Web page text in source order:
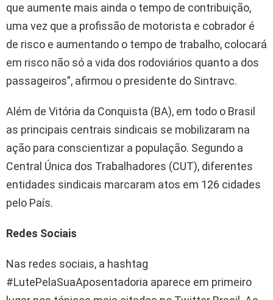
que aumente mais ainda o tempo de contribuição,
uma vez que a profissão de motorista e cobrador é
de risco e aumentando o tempo de trabalho, colocará
em risco não só a vida dos rodoviários quanto a dos
passageiros”, afirmou o presidente do Sintravc.
Além de Vitória da Conquista (BA), em todo o Brasil
as principais centrais sindicais se mobilizaram na
ação para conscientizar a população. Segundo a
Central Única dos Trabalhadores (CUT), diferentes
entidades sindicais marcaram atos em 126 cidades
pelo País.
Redes Sociais
Nas redes sociais, a hashtag
#LutePelaSuaAposentadoria aparece em primeiro